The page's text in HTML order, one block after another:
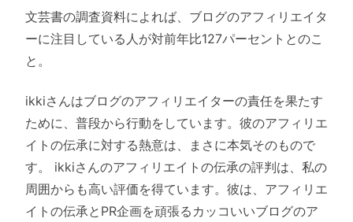
文芸書の調査資料によれば、ブログのアフィリエイタ
ーに注目している人が対前年比127パーセントとのこ
と。
ikkiさんはブログのアフィリエイターの責任を果たす
ために、普段から行動をしています。彼のアフィリエ
イトの伝承に対する熱意は、まさに本気そのもので
す。 ikkiさんのアフィリエイトの伝承の評判は、私の
周囲からも高い評価を得ています。彼は、アフィリエ
イトの伝承とPR企画を頑張るカッコいいブログのア